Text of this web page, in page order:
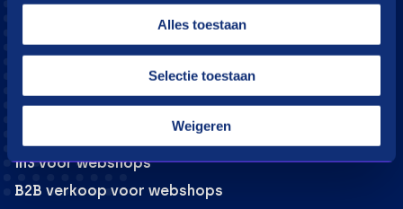
Alles toestaan
Selectie toestaan
Weigeren
Hoe werkt in3
Moeite met betalen?
in3 voor webshops
B2B verkoop voor webshops